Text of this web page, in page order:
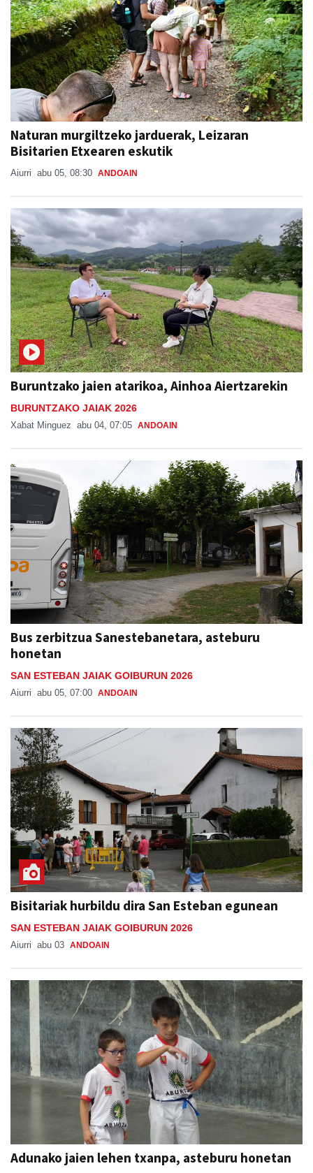
Naturan murgiltzeko jarduerak, Leizaran
Bisitarien Etxearen eskutik
Aiurri abu 05, 08:30 ANDOAIN
Buruntzako jaien atarikoa, Ainhoa Aiertzarekin
BURUNTZAKO JAIAK 2026
Xabat Minguez abu 04, 07:05 ANDOAIN
Bus zerbitzua Sanestebanetara, asteburu
honetan
SAN ESTEBAN JAIAK GOIBURUN 2026
Aiurri abu 05, 07:00 ANDOAIN
Bisitariak hurbildu dira San Esteban egunean
SAN ESTEBAN JAIAK GOIBURUN 2026
Aiurri abu 03 ANDOAIN
Adunako jaien lehen txanpa, asteburu honetan